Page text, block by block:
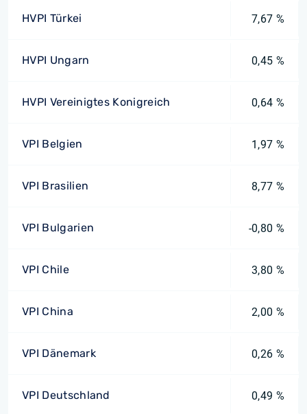
HVPI Türkei 7,67 %
HVPI Ungarn 0,45 %
HVPI Vereinigtes Konigreich 0,64 %
VPI Belgien 1,97 %
VPI Brasilien 8,77 %
VPI Bulgarien -0,80 %
VPI Chile 3,80 %
VPI China 2,00 %
VPI Dänemark 0,26 %
VPI Deutschland 0,49 %